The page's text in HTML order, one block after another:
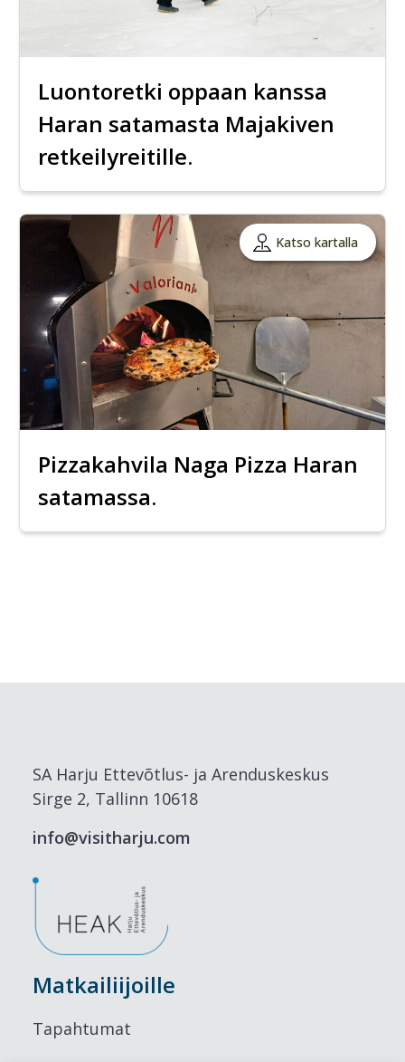
Luontoretki oppaan kanssa
Haran satamasta Majakiven
retkeilyreitille.
Katso kartalla
Pizzakahvila Naga Pizza Haran
satamassa.
SA Harju Ettevõtlus- ja Arenduskeskus
Sirge 2, Tallinn 10618
info@visitharju.com
Matkailiijoille
Tapahtumat